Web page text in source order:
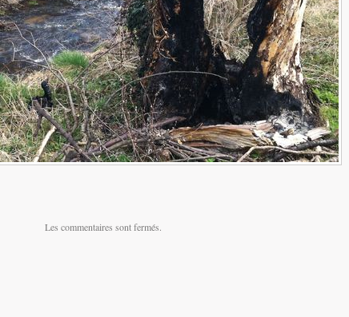
Les commentaires sont fermés.